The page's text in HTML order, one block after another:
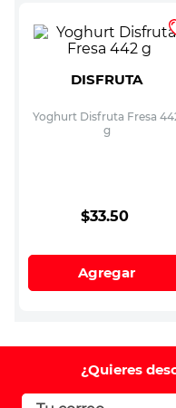
DISFRUTA
Yoghurt Disfruta Fresa
g
$33.50
Agregar
¿Quieres